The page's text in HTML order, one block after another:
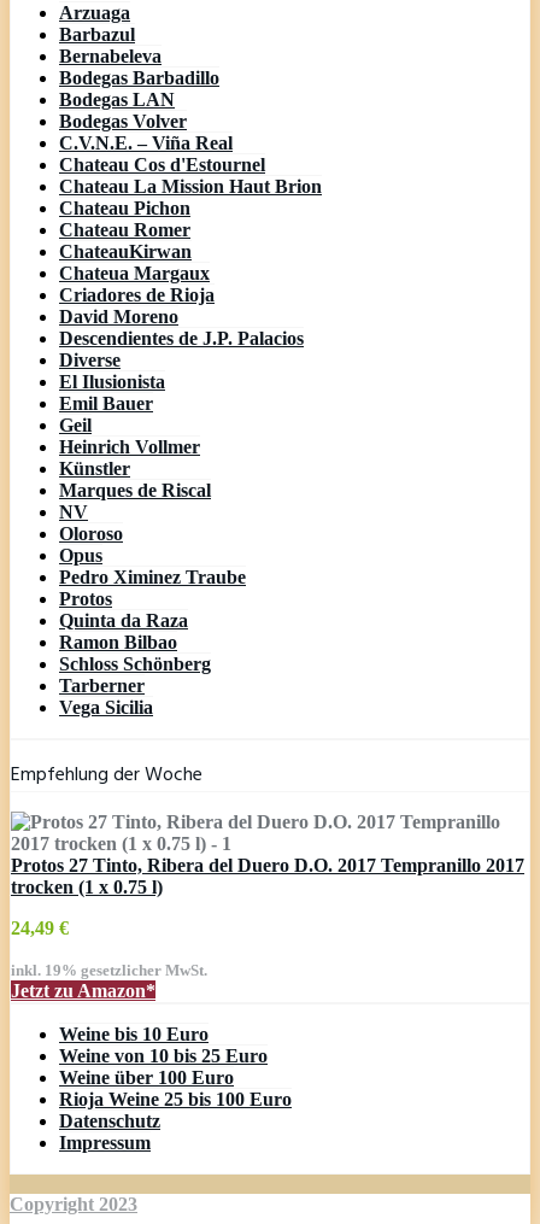
Arzuaga
Barbazul
Bernabeleva
Bodegas Barbadillo
Bodegas LAN
Bodegas Volver
C.V.N.E. – Viña Real
Chateau Cos d'Estournel
Chateau La Mission Haut Brion
Chateau Pichon
Chateau Romer
ChateauKirwan
Chateua Margaux
Criadores de Rioja
David Moreno
Descendientes de J.P. Palacios
Diverse
El Ilusionista
Emil Bauer
Geil
Heinrich Vollmer
Künstler
Marques de Riscal
NV
Oloroso
Opus
Pedro Ximinez Traube
Protos
Quinta da Raza
Ramon Bilbao
Schloss Schönberg
Tarberner
Vega Sicilia
Empfehlung der Woche
Protos 27 Tinto, Ribera del Duero D.O. 2017 Tempranillo 2017
trocken (1 x 0.75 l)
24,49 €
inkl. 19% gesetzlicher MwSt.
Jetzt zu Amazon*
Weine bis 10 Euro
Weine von 10 bis 25 Euro
Weine über 100 Euro
Rioja Weine 25 bis 100 Euro
Datenschutz
Impressum
Copyright 2023